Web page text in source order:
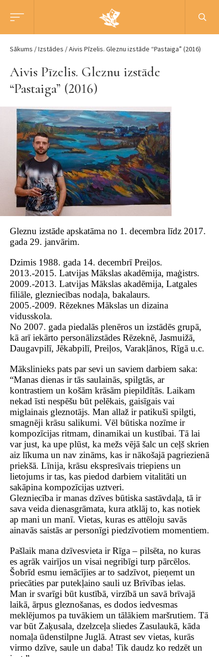
Sākums Izstādes Aivis Pīzelis. Gleznu izstāde “Pastaiga” (2016)
Aivis Pīzelis. Gleznu izstāde
“Pastaiga” (2016)
Gleznu izstāde apskatāma no 1. decembra līdz 2017.
gada 29. janvārim.
Dzimis 1988. gada 14. decembrī Preiļos.
2013.-2015. Latvijas Mākslas akadēmija, maģistrs.
2009.-2013. Latvijas Mākslas akadēmija, Latgales
filiāle, glezniecības nodaļa, bakalaurs.
2005.-2009. Rēzeknes Mākslas un dizaina
vidusskola.
No 2007. gada piedalās plenēros un izstādēs grupā,
kā arī iekārto personālizstādes Rēzeknē, Jasmuižā,
Daugavpilī, Jēkabpilī, Preiļos, Varakļānos, Rīgā u.c.
Mākslinieks pats par sevi un saviem darbiem saka:
“Manas dienas ir tās saulainās, spilgtās, ar
kontrastiem un košām krāsām piepildītās. Laikam
nekad īsti nespēšu būt pelēkais, gaisīgais vai
miglainais gleznotājs. Man allaž ir patikuši spilgti,
smagnēji krāsu salikumi. Vēl būtiska nozīme ir
kompozīcijas ritmam, dinamikai un kustībai. Tā lai
var just, ka upe plūst, ka mežs vējā šalc un ceļš skrien
aiz līkuma un nav zināms, kas ir nākošajā pagriezienā
priekšā. Līnija, krāsu ekspresīvais triepiens un
lietojums ir tas, kas piedod darbiem vitalitāti un
sakāpina kompozīcijas uztveri.
Glezniecība ir manas dzīves būtiska sastāvdaļa, tā ir
sava veida dienasgrāmata, kura atklāj to, kas notiek
ap mani un manī. Vietas, kuras es attēloju savās
ainavās saistās ar personīgi piedzīvotiem momentiem.
Pašlaik mana dzīvesvieta ir Rīga – pilsēta, no kuras
es agrāk vairījos un visai negribīgi turp pārcēlos.
Šobrīd esmu iemācījies ar to sadzīvot, pieņemt un
priecāties par putekļaino sauli uz Brīvības ielas.
Man ir svarīgi būt kustībā, virzībā un savā brīvajā
laikā, ārpus gleznošanas, es dodos iedvesmas
meklējumos pa tuvākiem un tālākiem maršrutiem. Tā
var būt Zaķusala, dzelzceļa sliedes Zasulaukā, kāda
nomaļa ūdenstilpne Juglā. Atrast sev vietas, kurās
virmo dzīve, saule un daba! Tik daudz ko redzēt un